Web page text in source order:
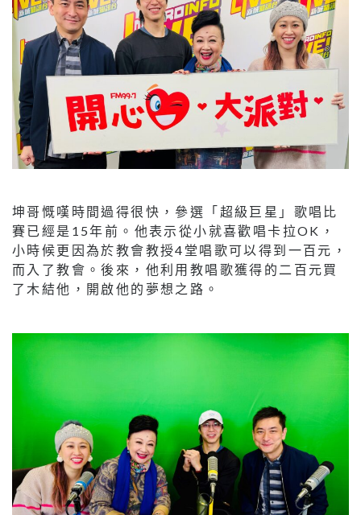
坤哥慨嘆時間過得很快，參選「超級巨星」歌唱比
賽已經是15年前。他表示從小就喜歡唱卡拉OK，
小時候更因為於教會教授4堂唱歌可以得到一百元，
而入了教會。後來，他利用教唱歌獲得的二百元買
了木結他，開啟他的夢想之路。